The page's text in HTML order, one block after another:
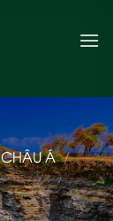
CHÂU Á /